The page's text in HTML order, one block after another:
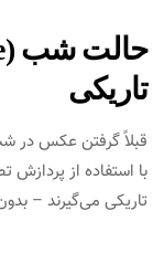
تاریکی
قبلاً گرفتن عکس در
با استفاده از
تاریکی می‌گیرند –